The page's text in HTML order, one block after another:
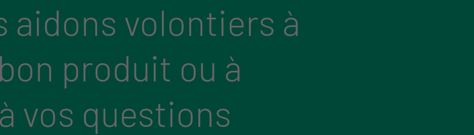
aidons volontiers à
produit ou à
vos questions